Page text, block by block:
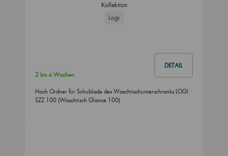
Kollektion
Logi
DETAIL
2 bis 4 Wochen
Hoch Ordner für Schublade des Waschtischunterschranks LOGI
SZZ 100 (Waschtisch Glance 100)